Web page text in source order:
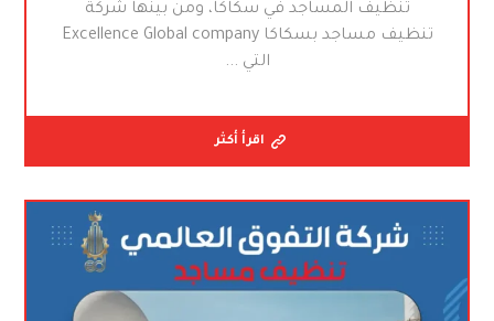
تنظيف المساجد في سكاكا، ومن بينها شركة
تنظيف مساجد بسكاكا Excellence Global company
التي ...
اقرأ أكثر